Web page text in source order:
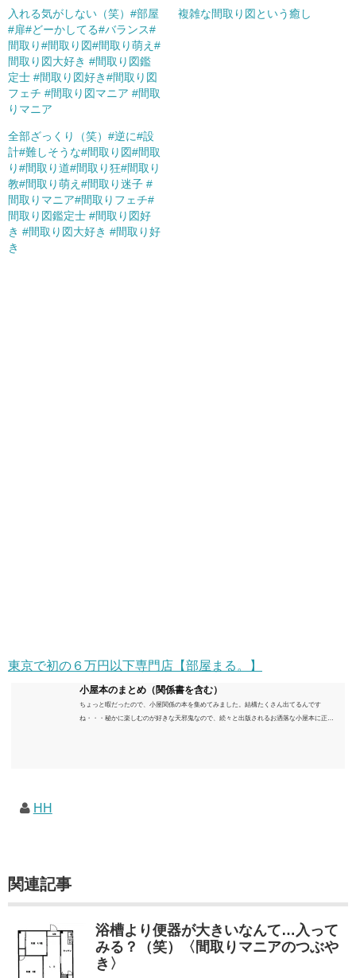
入れる気がしない（笑）#部屋
#扉#どーかしてる#バランス#
間取り#間取り図#間取り萌え#
間取り図大好き #間取り図鑑
定士 #間取り図好き#間取り図
フェチ #間取り図マニア #間取
りマニア
複雑な間取り図という癒し
全部ざっくり（笑）#逆に#設
計#難しそうな#間取り図#間取
り#間取り道#間取り狂#間取り
教#間取り萌え#間取り迷子 #
間取りマニア#間取りフェチ#
間取り図鑑定士 #間取り図好
き #間取り図大好き #間取り好
き
東京で初の６万円以下専門店【部屋まる。】
小屋本のまとめ（関係書を含む）
ちょっと暇だったので、小屋関係の本を集めてみました。結構たくさん出てるんです
ね・・・秘かに楽しむのが好きな天邪鬼なので、続々と出版されるお洒落な小屋本に正直
HH
関連記事
浴槽より便器が大きいなんて…入って
みる？（笑）〈間取りマニアのつぶや
き〉